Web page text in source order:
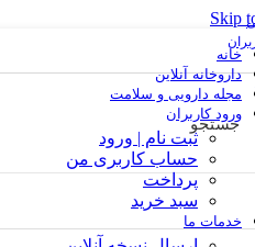
Skip
جستجو
خانه
داروخانه آنلاین
مجله دارویی و سلامت
ورود کاربران
ثبت نام | ورود
حساب کاربری من
پرداخت
سبد خرید
خدمات ما